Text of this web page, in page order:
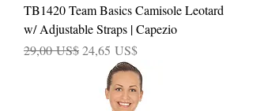
TB1420 Team Basics Camisole Leotard
w/ Adjustable Straps | Capezio
Precio
29,00 US$Precio de oferta
24,65 US$